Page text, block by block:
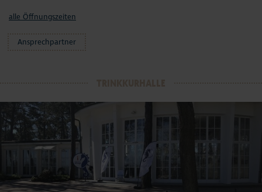
alle Öffnungszeiten
Ansprechpartner